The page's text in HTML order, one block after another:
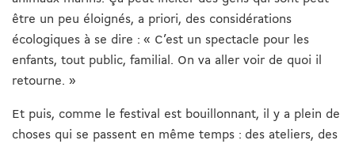
être un peu éloignés, a priori, des considérations
écologiques à se dire : « C’est un spectacle pour les
enfants, tout public, familial. On va aller voir de quoi il
retourne. »
Et puis, comme le festival est bouillonnant, il y a plein de
choses qui se passent en même temps : des ateliers, des